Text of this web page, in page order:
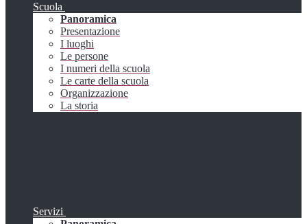
Scuola
Panoramica
Presentazione
I luoghi
Le persone
I numeri della scuola
Le carte della scuola
Organizzazione
La storia
Servizi